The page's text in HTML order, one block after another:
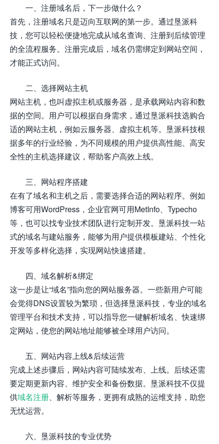
一、注册域名后，下一步做什么？
首先，注册域名只是迈向互联网的第一步。通过垦派科
技，您可以轻松便捷地完成从域名查询、注册到后续管理
的全流程服务。注册完成后，域名仍需绑定到网站空间，
才能正式访问。
二、选择网站主机
网站主机，也叫虚拟主机或服务器，是承载网站内容和数
据的空间。用户可以根据自身需求，通过垦派科技选购合
适的网站主机，例如云服务器、虚拟主机等。垦派科技根
据多年的行业经验，为不同规模的用户提供高性能、高安
全性的主机选择建议，帮助客户高效上线。
三、网站程序搭建
在有了域名和主机之后，需要选择合适的网站程序。例如
博客可用WordPress，企业官网可用MetInfo、Typecho
等，也可以找专业技术团队进行定制开发。垦派科技一站
式的域名与建站服务，能够为用户提供模板建站、个性化
开发等多样化选择，实现网站快速搭建。
四、域名解析&绑定
这一步是让“域名”指向您的网站服务器。一些新用户可能
会觉得DNS设置较为繁琐，但选择垦派科技，专业的域名
管理平台和技术支持，可以指导您一键解析域名、快速绑
定网站，使您的网站地址能够被全球用户访问。
五、网站内容上线&后续运营
完成上述步骤后，网站内容可陆续发布、上线。后续还需
要定期更新内容、维护安全和备份数据。垦派科技不仅提
供域名注册、解析等服务，更拥有成熟的运维支持，助您
无忧运营。
六、垦派科技的专业优势